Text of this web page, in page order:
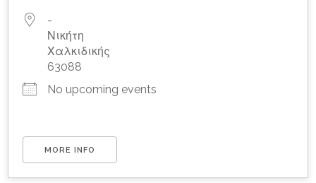
-
Νικήτη
Χαλκιδικής
63088
No upcoming events
MORE INFO